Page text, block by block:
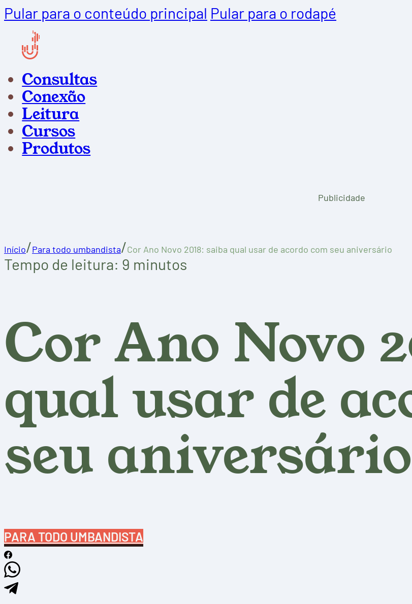
Pular para o conteúdo principal Pular para o rodapé
Consultas
Conexão
Leitura
Cursos
Produtos
Publicidade
Início/Para todo umbandista/Cor Ano Novo 2018: saiba qual usar de acordo com seu aniversário
Tempo de leitura: 9 minutos
Cor Ano Novo
qual usar de
seu aniversário
PARA TODO UMBANDISTA